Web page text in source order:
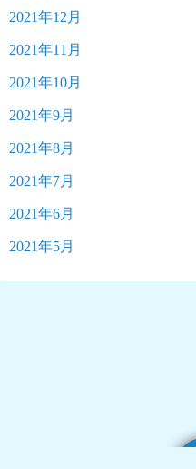
2021年12月
2021年11月
2021年10月
2021年9月
2021年8月
2021年7月
2021年6月
2021年5月